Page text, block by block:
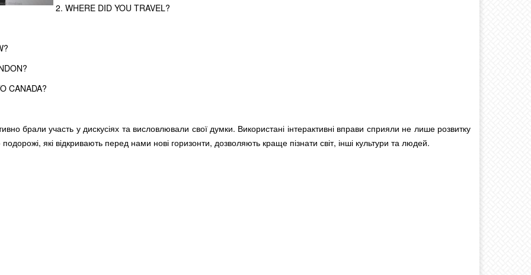
WHERE DID YOU TRAVEL?
CANADA?
брали участь у дискусіях та висловлювали свої думки. Використані інтерактивні вправи сприяли не лише розвитку
які відкривають перед нами нові горизонти, дозволяють краще пізнати світ, інші культури та людей.